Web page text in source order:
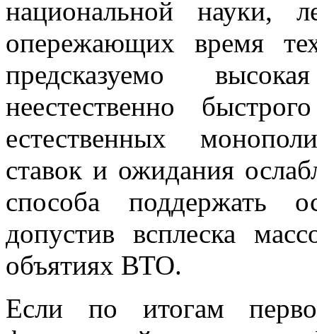
национальной науки,
опережающих время
предсказуемо
неестественно
естественных
ставок и ожидания
способа поддержать
допустив всплеска
объятиях ВТО.
Если по итогам